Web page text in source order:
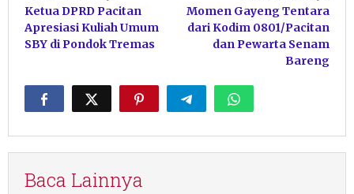
pos
Ketua DPRD Pacitan
Apresiasi Kuliah Umum
SBY di Pondok Tremas
Momen Gayeng Tentara
dari Kodim 0801/Pacitan
dan Pewarta Senam
Bareng
Baca Lainnya